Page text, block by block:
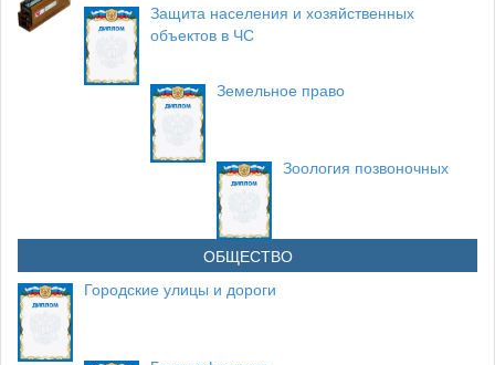
Защита населения и хозяйственных
объектов в ЧС
Земельное право
Зоология позвоночных
ОБЩЕСТВО
Городские улицы и дороги